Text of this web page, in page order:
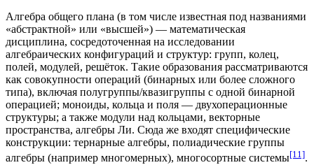
Алгебра общего плана (в том числе известная под названиями
«абстрактной» или «высшей») — математическая
дисциплина, сосредоточенная на исследовании
алгебраических конфигураций и структур: групп, колец,
полей, модулей, решёток. Такие образования рассматриваются
как совокупности операций (бинарных или более сложного
типа), включая полугруппы/квазигруппы с одной бинарной
операцией; моноиды, кольца и поля — двухоперационные
структуры; а также модули над кольцами, векторные
пространства, алгебры Ли. Сюда же входят специфические
конструкции: тернарные алгебры, полиадические группы
алгебры (например многомерных), многосортные системы[11].